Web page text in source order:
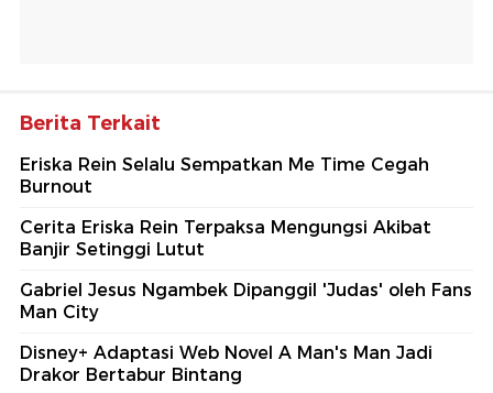
Berita Terkait
Eriska Rein Selalu Sempatkan Me Time Cegah
Burnout
Cerita Eriska Rein Terpaksa Mengungsi Akibat
Banjir Setinggi Lutut
Gabriel Jesus Ngambek Dipanggil 'Judas' oleh Fans
Man City
Disney+ Adaptasi Web Novel A Man's Man Jadi
Drakor Bertabur Bintang